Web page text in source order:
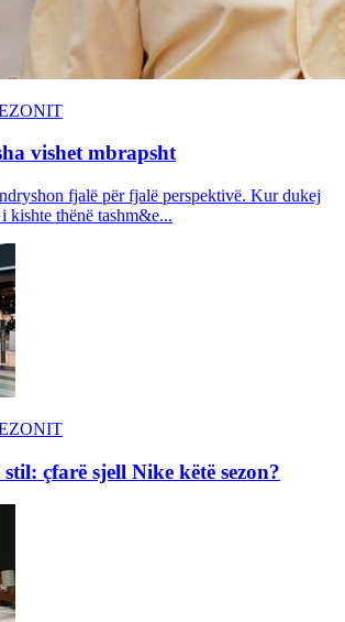
vishet mbrapsht
fjalë për fjalë perspektivë. Kur dukej
kishte thënë tashm&e...
çfarë sjell Nike këtë sezon?